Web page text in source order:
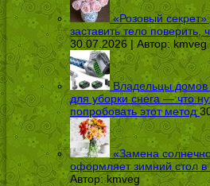
«Розовый
заставить тело поверить,
30.07.2026 | Автор:kmveg
Владельцы домов
для уборки снега — что
попробовать этот метод
«Замена
оформляет зимний стол в
Автор:kmveg